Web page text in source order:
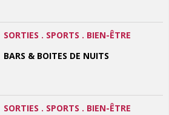
SORTIES . SPORTS . BIEN-ÊTRE
BARS & BOITES DE NUITS
SORTIES . SPORTS . BIEN-ÊTRE